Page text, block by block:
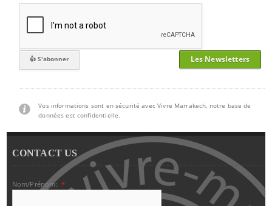
Les Newsletters
Vos informations sont en sécurité avec Vivre Marrakech, notre base de
données est confidentielle.
CONTACT US
Nom/Prénom: *